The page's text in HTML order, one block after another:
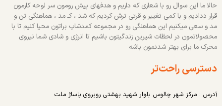
حالا ما این سوال رو با شعاری که داریم و هدفهای پیش رومون سر لوحه کارمون
قرار ددادیم و با کمی تغییر و قرتی ترش کردیم که شد ، کـ مد ، هماهنگی تن و
مد و سعی میکنیم این هماهنگی رو در مجموعه کمدشاپ براتون محیا کنیم تا با
محصولاتمون در لحظات شیرین زندگیتون باشیم تا انرژی و شادی شما نیروی
محرک ما برای بهتر شدنمون باشه
دسترسی راحت‌تر
آدرس : مرکز شهر چالوس بلوار شهید بهشتی روبروی پاساژ ملت